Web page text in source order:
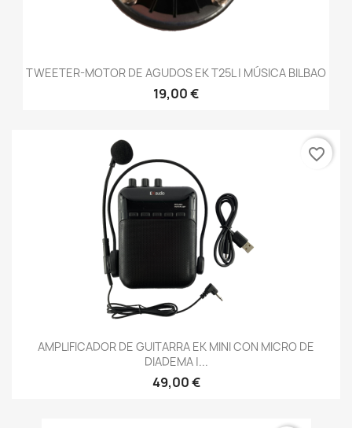
TWEETER-MOTOR DE AGUDOS EK T25L | MÚSICA BILBAO
19,00 €
AMPLIFICADOR DE GUITARRA EK MINI CON MICRO DE
DIADEMA |...
49,00 €
favorite_border